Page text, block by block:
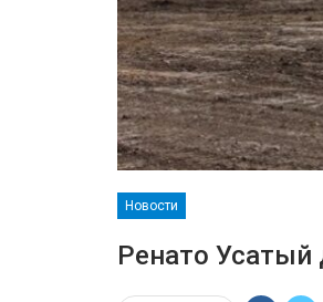
Новости
Ренато Усатый